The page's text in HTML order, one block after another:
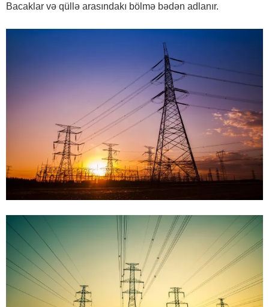
Bacaklar və qüllə arasındakı bölmə bədən adlanır.